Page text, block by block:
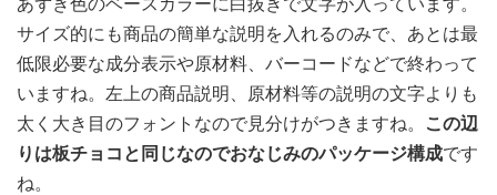
サイズ的にも商品の簡単な説明を入れるのみで、あとは最
低限必要な成分表示や原材料、バーコードなどで終わって
いますね。左上の商品説明、原材料等の説明の文字よりも
太く大き目のフォントなので見分けがつきますね。 この辺
りは板チョコと同じなのでおなじみのパッケージ構成です
ね。